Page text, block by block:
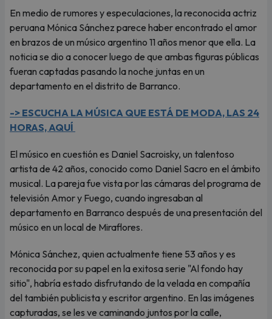
En medio de rumores y especulaciones, la reconocida actriz
peruana Mónica Sánchez parece haber encontrado el amor
en brazos de un músico argentino 11 años menor que ella. La
noticia se dio a conocer luego de que ambas figuras públicas
fueran captadas pasando la noche juntas en un
departamento en el distrito de Barranco.
-> ESCUCHA LA MÚSICA QUE ESTÁ DE MODA, LAS 24
HORAS, AQUÍ
El músico en cuestión es Daniel Sacroisky, un talentoso
artista de 42 años, conocido como Daniel Sacro en el ámbito
musical. La pareja fue vista por las cámaras del programa de
televisión Amor y Fuego, cuando ingresaban al
departamento en Barranco después de una presentación del
músico en un local de Miraflores.
Mónica Sánchez, quien actualmente tiene 53 años y es
reconocida por su papel en la exitosa serie "Al fondo hay
sitio", habría estado disfrutando de la velada en compañía
del también publicista y escritor argentino. En las imágenes
capturadas, se les ve caminando juntos por la calle,